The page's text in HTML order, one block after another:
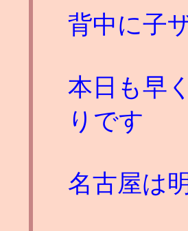
背中に子
本日も早
りです
名古屋は